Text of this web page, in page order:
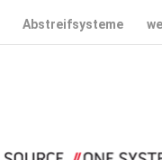
Abstreifsysteme